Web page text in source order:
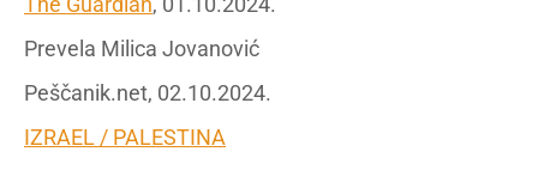
Prevela Milica Jovanović
Peščanik.net, 02.10.2024.
IZRAEL / PALESTINA